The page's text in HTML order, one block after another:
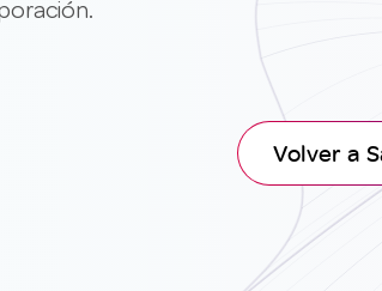
Volver a